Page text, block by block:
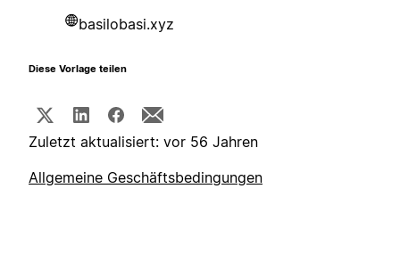
basilobasi.xyz
Diese Vorlage teilen
Zuletzt aktualisiert: vor 56 Jahren
Allgemeine Geschäftsbedingungen